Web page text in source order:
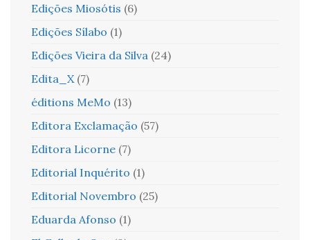
Edições Miosótis (6)
Edições Sílabo (1)
Edições Vieira da Silva (24)
Edita_X (7)
éditions MeMo (13)
Editora Exclamação (57)
Editora Licorne (7)
Editorial Inquérito (1)
Editorial Novembro (25)
Eduarda Afonso (1)